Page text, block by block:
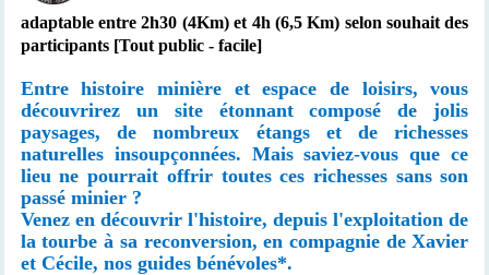
adaptable entre 2h30 (4Km) et 4h (6,5 Km) selon souhait des
participants [Tout public - facile]
Entre histoire minière et espace de loisirs, vous
découvrirez un site étonnant composé de jolis
paysages, de nombreux étangs et de richesses
naturelles insoupçonnées. Mais saviez-vous que ce
lieu ne pourrait offrir toutes ces richesses sans son
passé minier ?
Venez en découvrir l'histoire, depuis l'exploitation de
la tourbe à sa reconversion, en compagnie de Xavier
et Cécile, nos guides bénévoles*.